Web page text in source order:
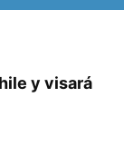
y visará